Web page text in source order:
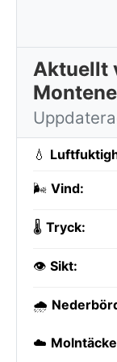
Aktuellt
💧
🌬️ Vind:
🌡️ Tryck:
👁️ Sikt:
🌧️
☁️